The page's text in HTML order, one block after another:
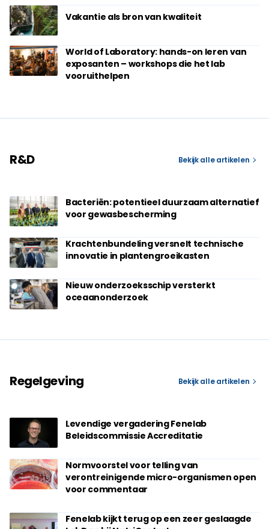
Vakantie als bron van kwaliteit
World of Laboratory: hands-on leren van
exposanten – workshops die het lab
vooruithelpen
R&D Bekijk alle artikelen
Bacteriën: potentieel duurzaam alternatief
voor gewasbescherming
Krachtenbundeling versnelt technische
innovatie in plantengroeikasten
Nieuw onderzoeksschip versterkt
oceaanonderzoek
Regelgeving Bekijk alle artikelen
Levendige vergadering Fenelab
Beleidscommissie Accreditatie
Normvoorstel voor telling van
verontreinigende micro-organismen open
voor commentaar
Fenelab kijkt terug op een zeer geslaagde